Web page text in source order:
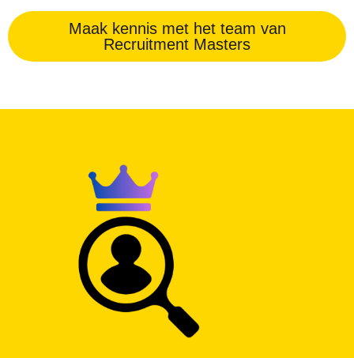
Maak kennis met het team van
Recruitment Masters